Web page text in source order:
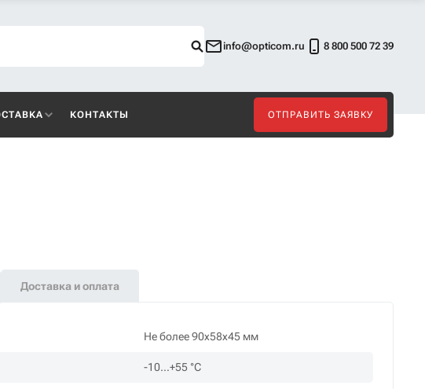
info@opticom.ru 8 800 500 72 39
КОНТАКТЫ ОТПРАВИТЬ ЗАЯВКУ
Доставка и оплата
Не более 90х58х45 мм
-10…+55 °С